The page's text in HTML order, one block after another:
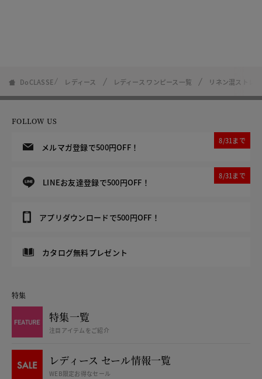
DoCLASSE レディース レディース ワンピース一覧 リネン混ストレ
FOLLOW US
メルマガ登録で500円OFF！
8/31まで
LINEお友達登録で500円OFF！
8/31まで
アプリダウンロードで500円OFF！
カタログ無料プレゼント
特集
特集一覧
注目アイテムをご紹介
レディース セール情報一覧
WEB限定お得なセール